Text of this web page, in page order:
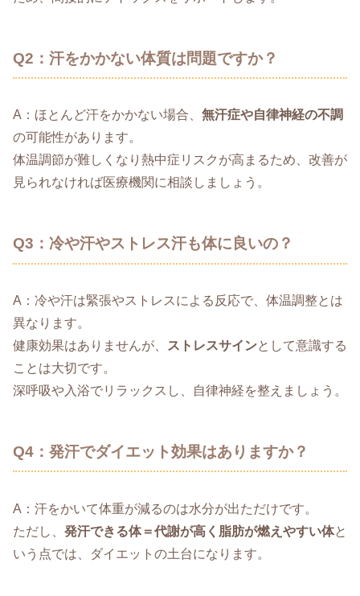
Q2：汗をかかない体質は問題ですか？
A：ほとんど汗をかかない場合、 無汗症や自律神経の不調
の可能性があります。
体温調節が難しくなり熱中症リスクが高まるため、改善が
見られなければ医療機関に相談しましょう。
Q3：冷や汗やストレス汗も体に良いの？
A：冷や汗は緊張やストレスによる反応で、体温調整とは
異なります。
健康効果はありませんが、
ストレスサインとして意識する
ことは大切です。
深呼吸や入浴でリラックスし、自律神経を整えましょう。
Q4：発汗でダイエット効果はありますか？
A：汗をかいて体重が減るのは水分が出ただけです。
ただし、 発汗できる体＝代謝が高く脂肪が燃えやすい体と
いう点では、ダイエットの土台になります。